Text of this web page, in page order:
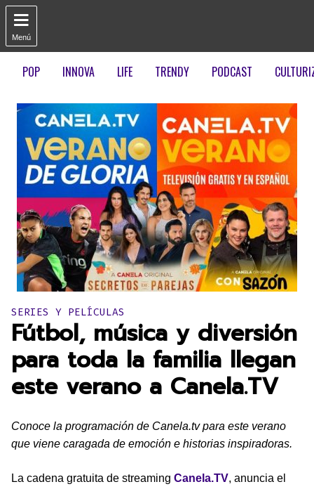

Menú
POP INNOVA LIFE TRENDY PODCAST
Publicado en:
SERIES Y PELÍCULAS
Fútbol, música y diversión
para toda la familia llegan
este verano a Canela.TV
Conoce la programación de Canela.tv para este verano
que viene caragada de emoción e historias inspiradoras.
La cadena gratuita de streaming Canela.TV, anuncia el